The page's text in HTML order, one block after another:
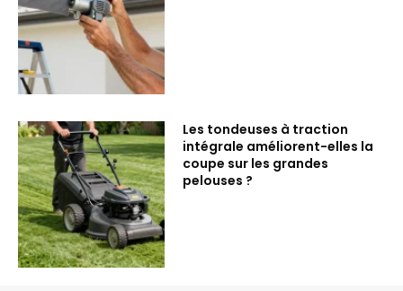
Les tondeuses à traction
intégrale améliorent-elles la
coupe sur les grandes
pelouses ?